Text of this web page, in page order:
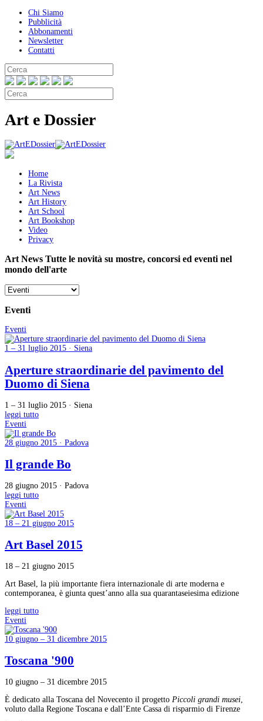
Chi Siamo
Pubblicità
Abbonamenti
Newsletter
Contatti
Art e Dossier
Home
La Rivista
Art News
Art History
Art School
Art Bookshop
Video
Privacy
Art News Tutte le novità su mostre, concorsi ed eventi nel
mondo dell'arte
Eventi
Eventi
1 – 31 luglio 2015 · Siena
Aperture straordinarie del pavimento del
Duomo di Siena
1 – 31 luglio 2015 · Siena
leggi tutto
Eventi
28 giugno 2015 · Padova
Il grande Bo
28 giugno 2015 · Padova
leggi tutto
Eventi
18 – 21 giugno 2015
Art Basel 2015
18 – 21 giugno 2015
Art Basel, la più importante fiera internazionale di arte moderna e
contemporanea, è giunta quest’anno alla sua quarantaseiesima edizione
leggi tutto
Eventi
10 giugno – 31 dicembre 2015
Toscana '900
10 giugno – 31 dicembre 2015
È dedicato alla Toscana del Novecento il progetto Piccoli grandi musei
voluto dalla Regione Toscana e dall’Ente Cassa di risparmio di Firenze